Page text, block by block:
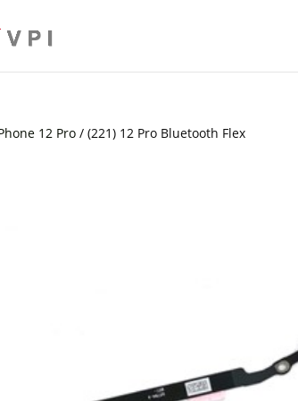
12 Pro / (221) 12 Pro Bluetooth Flex